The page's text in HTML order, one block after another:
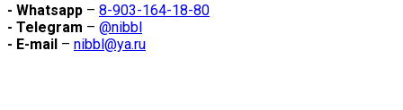
- Whatsapp – 8-903-164-18-80
- Telegram – @nibbl
- E-mail – nibbl@ya.ru